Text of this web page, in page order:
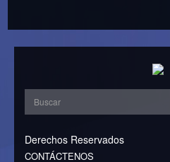
Derechos Reservados
CONTÁCTENOS